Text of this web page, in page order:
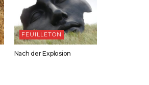
FEUILLETON
Nach der Explosion